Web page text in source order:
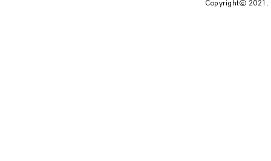
Copyrightⓒ 2021.